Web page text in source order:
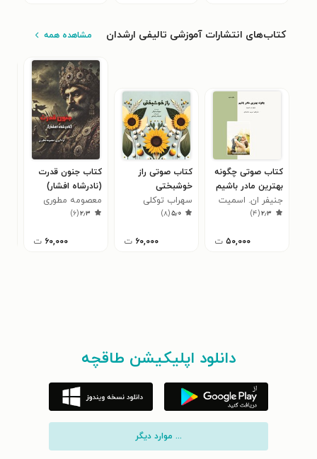
کتاب‌های انتشارات آموزشی تالیفی ارشدان مشاهده همه
کتاب صوتی چگونه
بهترین مادر باشیم
جنیفر ان. اسمیت
۲٫۳(۴)
۵۰,۰۰۰ ت
کتاب صوتی راز
خوشبختی
سهراب توکلی
۵٫۰(۸)
۶۰,۰۰۰ ت
کتاب جنون قدرت
(نادرشاه افشار)
معصومه مطوری
۲٫۳(۶)
۶۰,۰۰۰ ت
دانلود اپلیکیشن طاقچه
... موارد دیگر